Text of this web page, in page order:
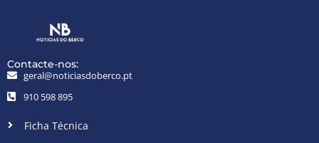
Contacte-nos:
geral@noticiasdoberco.pt
910 598 895
Ficha Técnica